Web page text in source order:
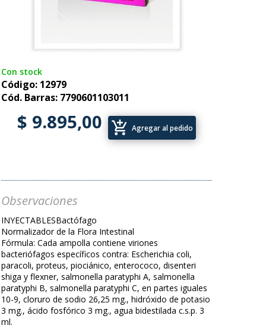
Con stock
Código: 12979
Cód. Barras: 7790601103011
$ 9.895,00 add_shopping_cart Agregar al pedido
Observaciones
INYECTABLESBactófago
Normalizador de la Flora Intestinal
Fórmula: Cada ampolla contiene viriones
bacteriófagos específicos contra: Escherichia coli,
paracoli, proteus, piociánico, enterococo, disenteri
shiga y flexner, salmonella paratyphi A, salmonella
paratyphi B, salmonella paratyphi C, en partes iguales
10-9, cloruro de sodio 26,25 mg., hidróxido de potasio
3 mg., ácido fosfórico 3 mg., agua bidestilada c.s.p. 3
ml.